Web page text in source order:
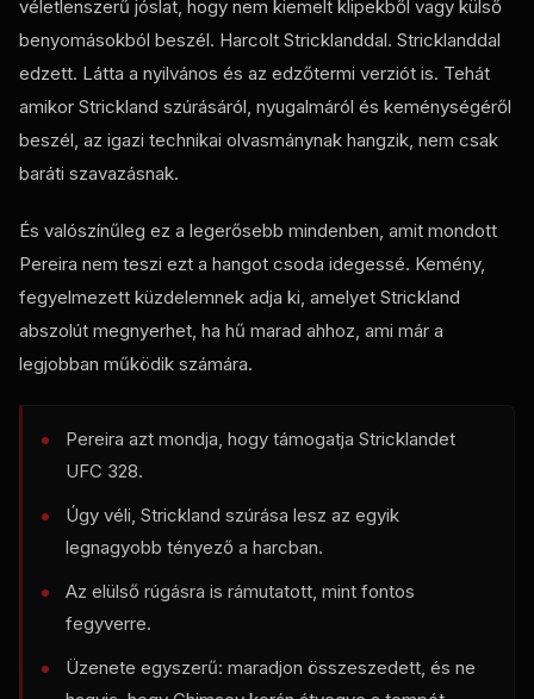
véletlenszerű jóslat, hogy nem kiemelt klipekből vagy külső
benyomásokból beszél. Harcolt Stricklanddal. Stricklanddal
edzett. Látta a nyilvános és az edzőtermi verziót is. Tehát
amikor Strickland szúrásáról, nyugalmáról és keménységéről
beszél, az igazi technikai olvasmánynak hangzik, nem csak
baráti szavazásnak.
És valószínűleg ez a legerősebb mindenben, amit mondott
Pereira nem teszi ezt a hangot csoda idegessé. Kemény,
fegyelmezett küzdelemnek adja ki, amelyet Strickland
abszolút megnyerhet, ha hű marad ahhoz, ami már a
legjobban működik számára.
Pereira azt mondja, hogy támogatja Stricklandet
UFC 328.
Úgy véli, Strickland szúrása lesz az egyik
legnagyobb tényező a harcban.
Az elülső rúgásra is rámutatott, mint fontos
fegyverre.
Üzenete egyszerű: maradjon összeszedett, és ne